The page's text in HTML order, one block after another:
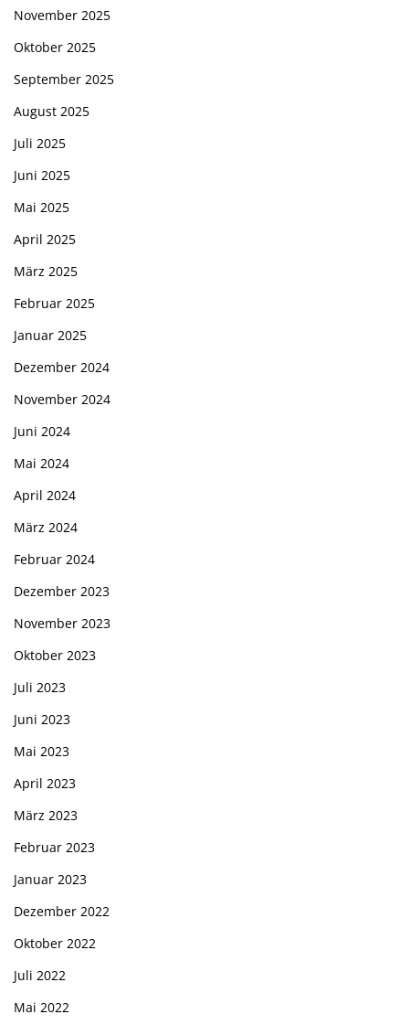
November 2025
Oktober 2025
September 2025
August 2025
Juli 2025
Juni 2025
Mai 2025
April 2025
März 2025
Februar 2025
Januar 2025
Dezember 2024
November 2024
Juni 2024
Mai 2024
April 2024
März 2024
Februar 2024
Dezember 2023
November 2023
Oktober 2023
Juli 2023
Juni 2023
Mai 2023
April 2023
März 2023
Februar 2023
Januar 2023
Dezember 2022
Oktober 2022
Juli 2022
Mai 2022